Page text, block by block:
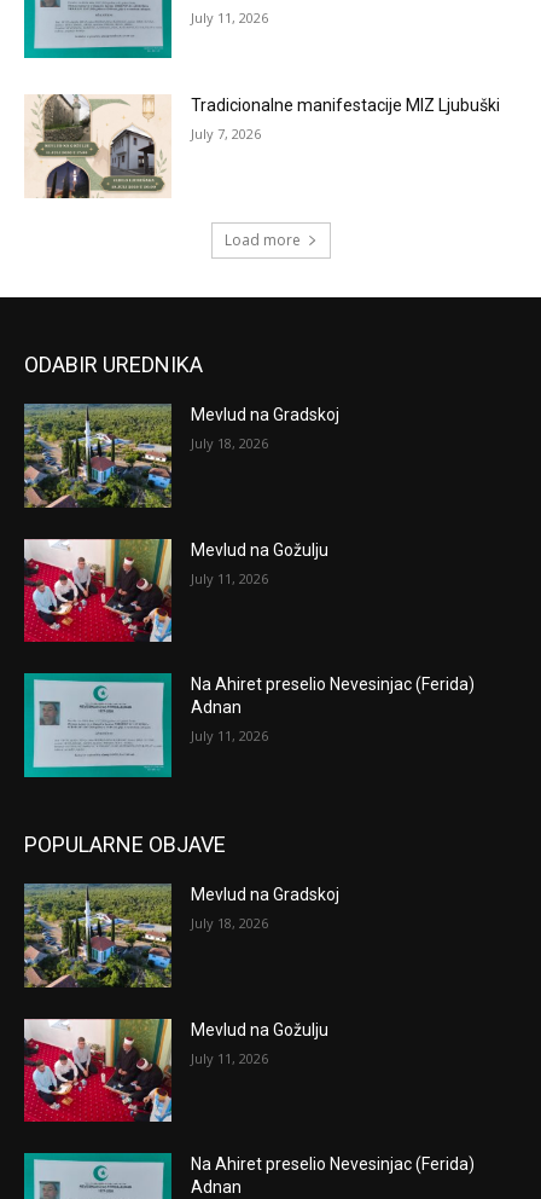
July 11, 2026
Tradicionalne manifestacije MIZ Ljubuški
July 7, 2026
Load more
ODABIR UREDNIKA
Mevlud na Gradskoj
July 18, 2026
Mevlud na Gožulju
July 11, 2026
Na Ahiret preselio Nevesinjac (Ferida)
Adnan
July 11, 2026
POPULARNE OBJAVE
Mevlud na Gradskoj
July 18, 2026
Mevlud na Gožulju
July 11, 2026
Na Ahiret preselio Nevesinjac (Ferida)
Adnan